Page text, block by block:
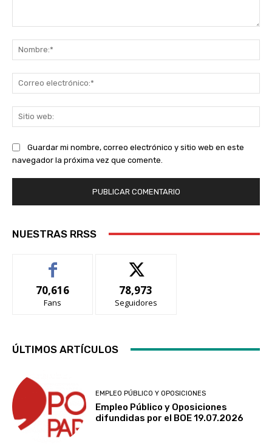
Guardar mi nombre, correo electrónico y sitio web en este
navegador la próxima vez que comente.
NUESTRAS RRSS
70,616
Fans
78,973
Seguidores
ÚLTIMOS ARTÍCULOS
EMPLEO PÚBLICO Y OPOSICIONES
Empleo Público y Oposiciones
difundidas por el BOE 19.07.2026